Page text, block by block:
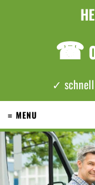
☎
✓
≡ MENU